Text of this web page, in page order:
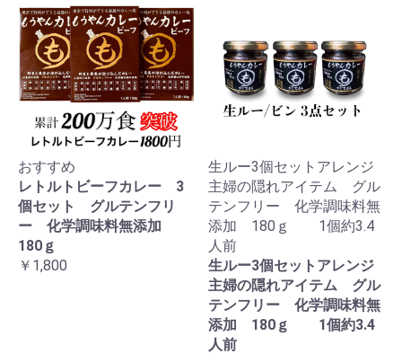
おすすめ
レトルトビーフカレー 3
個セット グルテンフリ
ー 化学調味料無添加
180ｇ
￥1,800
生ルー3個セットアレンジ
主婦の隠れアイテム グル
テンフリー 化学調味料無
添加 180ｇ 1個約3.4
人前
生ルー3個セットアレンジ
主婦の隠れアイテム グル
テンフリー 化学調味料無
添加 180ｇ 1個約3.4
人前